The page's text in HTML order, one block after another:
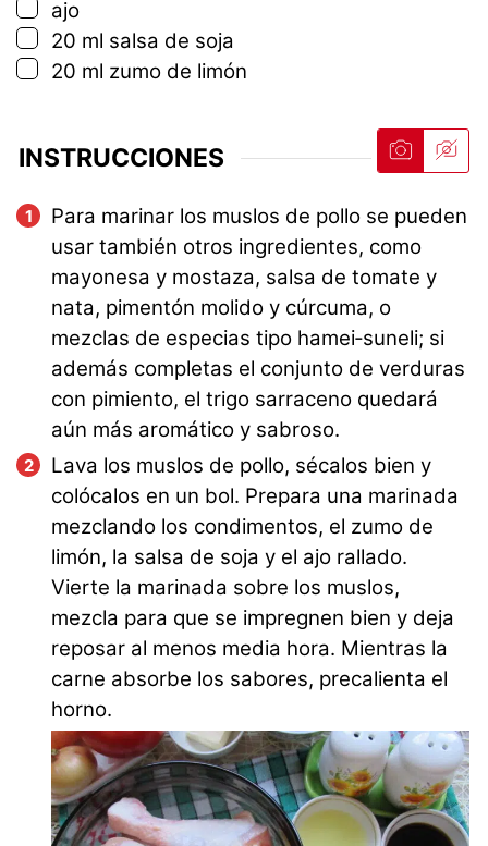
▢
ajo
▢
20 ml salsa de soja
▢
20 ml zumo de limón
INSTRUCCIONES
Para marinar los muslos de pollo se pueden
usar también otros ingredientes, como
mayonesa y mostaza, salsa de tomate y
nata, pimentón molido y cúrcuma, o
mezclas de especias tipo hamei‑suneli; si
además completas el conjunto de verduras
con pimiento, el trigo sarraceno quedará
aún más aromático y sabroso.
Lava los muslos de pollo, sécalos bien y
colócalos en un bol. Prepara una marinada
mezclando los condimentos, el zumo de
limón, la salsa de soja y el ajo rallado.
Vierte la marinada sobre los muslos,
mezcla para que se impregnen bien y deja
reposar al menos media hora. Mientras la
carne absorbe los sabores, precalienta el
horno.